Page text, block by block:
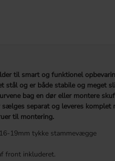
til smart og funktionel
stål og er både stabile og meget
bag en dør eller montere
separat og leveres komplet
til montering.
19mm tykke stammevægge
front inkluderet.